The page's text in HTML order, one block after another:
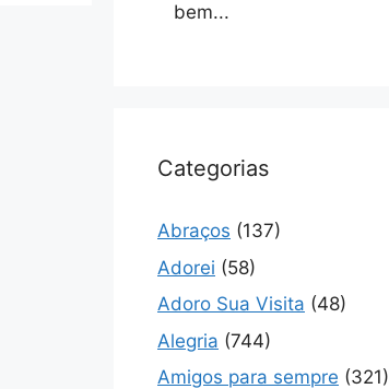
bem...
Categorias
Abraços (137)
Adorei (58)
Adoro Sua Visita (48)
Alegria (744)
Amigos para sempre (321)